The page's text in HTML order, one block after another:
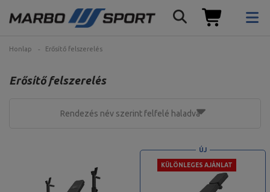
Honlap Erősítő felszerelés
Erősítő felszerelés
Rendezés név szerint felfelé haladva
KÜLÖNLEGES AJÁNLAT
ÚJ